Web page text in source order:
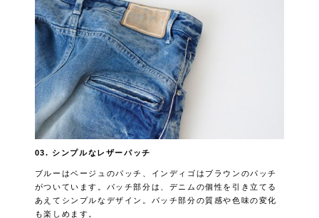
03. シンプルなレザーパッチ
ブルーはベージュのパッチ、インディゴはブラウンのパッチ
がついています。パッチ部分は、デニムの個性を引き立てる
あえてシンプルなデザイン。パッチ部分の質感や色味の変化
も楽しめます。